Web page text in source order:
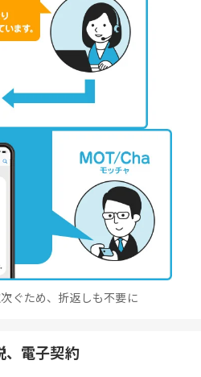
ぐため、折返しも不要に
、電子契約